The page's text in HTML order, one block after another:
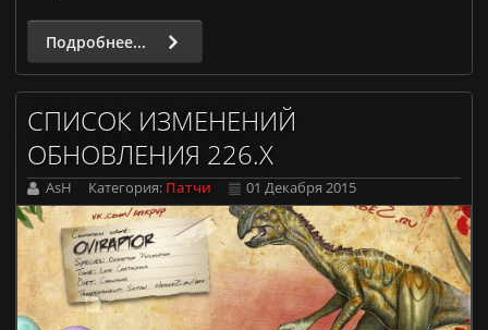
Подробнее...
СПИСОК ИЗМЕНЕНИЙ
ОБНОВЛЕНИЯ 226.X
AsH Категория: Патчи 01 Декабря 2015